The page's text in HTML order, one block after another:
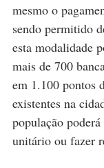
mesmo o
sendo permitido
esta modalidade
mais de 700
em 1.100 pontos
existentes na
população
unitário ou fazer